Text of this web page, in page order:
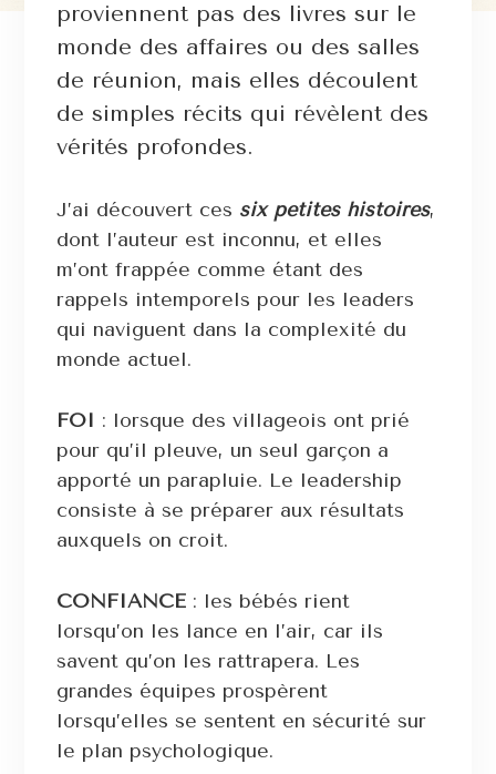
proviennent pas des livres sur le
monde des affaires ou des salles
de réunion, mais elles découlent
de simples récits qui révèlent des
vérités profondes.
J’ai découvert ces six petites histoires,
dont l’auteur est inconnu, et elles
m’ont frappée comme étant des
rappels intemporels pour les leaders
qui naviguent dans la complexité du
monde actuel.
FOI : lorsque des villageois ont prié
pour qu’il pleuve, un seul garçon a
apporté un parapluie. Le leadership
consiste à se préparer aux résultats
auxquels on croit.
CONFIANCE: les bébés rient
lorsqu’on les lance en l’air, car ils
savent qu’on les rattrapera. Les
grandes équipes prospèrent
lorsqu’elles se sentent en sécurité sur
le plan psychologique.